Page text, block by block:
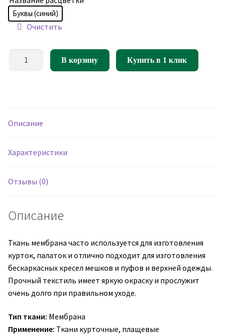
Буквы (синий)
Очистить
Количество
В корзину Купить в 1 клик
Описание
Характеристики
Отзывы (0)
Описание
Ткань мембрана часто используется для изготовления
курток, палаток и отлично подходит для изготовления
бескаркасных кресел мешков и пуфов и верхней одежды.
Прочный текстиль имеет яркую окраску и прослужит
очень долго при правильном уходе.
Тип ткани: Мембрана
Применение: Ткани курточные, плащевые